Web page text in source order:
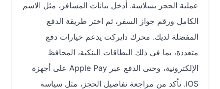
عملية الحجز بسلاسة. أدخل بيانات المسافر، مثل الاسم
الكامل ورقم جواز السفر، ثم اختر طريقة الدفع
المفضلة لديك. محرك دايركت يدعم خيارات دفع
متعددة، بما في ذلك البطاقات البنكية، المحافظ
الإلكترونية، وحتى الدفع عبر Apple Pay على أجهزة
iOS. تأكد من مراجعة تفاصيل الحجز، مثل سياسة